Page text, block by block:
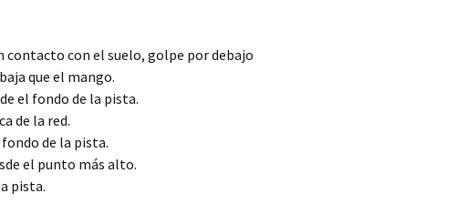
contacto con el suelo, golpe por debajo
que el mango.
el fondo de la pista.
de la red.
fondo de la pista.
el punto más alto.
pista.